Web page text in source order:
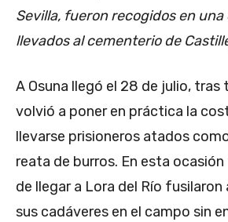
Sevilla, fueron recogidos en
llevados al cementerio de
A Osuna llegó el 28 de julio, tras
volvió a poner en práctica la
llevarse prisioneros atados
reata de burros. En esta
de llegar a Lora del Río fusilaron
sus cadáveres en el campo sin